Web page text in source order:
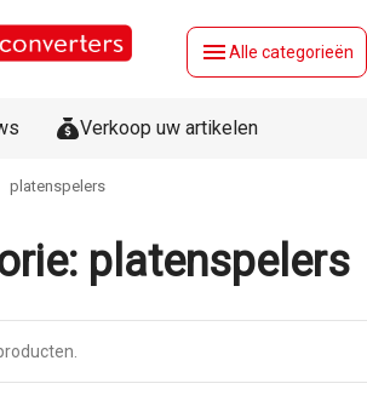
menuAlle categorieën
Verkoop uw artikelen
platenspelers
platenspelers